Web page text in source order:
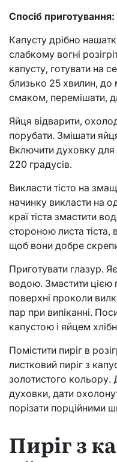
Спосіб приготування:
Капусту дрібно
слабкому вогні
капусту, готувати на
близько 25 хвилин, до
смаком, перемішати,
Яйця відварити,
порубати. Змішати
Включити духовку для
220 градусів.
Викласти тісто на
начинку викласти на
краї тіста змастити
стороною листа
щоб вони добре
Приготувати глазур.
водою. Змастити цією
поверхні проколи
пар при випіканні.
капустою і яйцем
Помістити пиріг в
листковий пиріг з
золотистого кольору.
духовки, дати
порізати порційними
Пиріг з